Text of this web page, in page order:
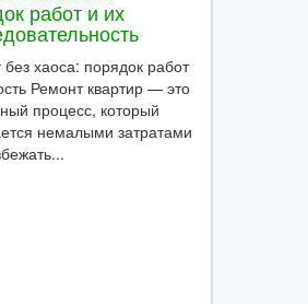
работ и их
хаоса: порядок работ
Ремонт квартир — это
процесс, который
немалыми затратами